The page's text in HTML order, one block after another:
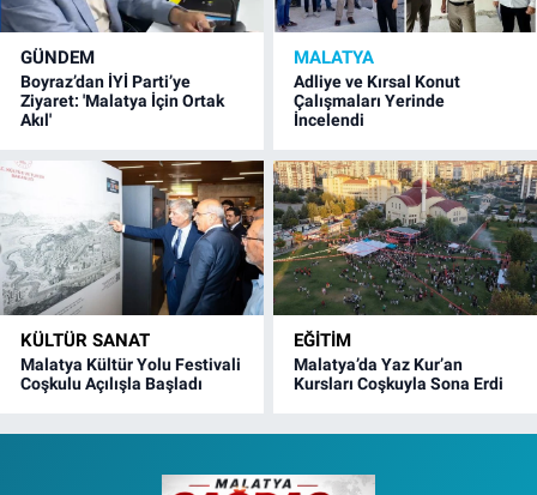
GÜNDEM
Boyraz’dan İYİ Parti’ye
Ziyaret: 'Malatya İçin Ortak
Akıl'
MALATYA
Adliye ve Kırsal Konut
Çalışmaları Yerinde
İncelendi
KÜLTÜR SANAT
Malatya Kültür Yolu Festivali
Coşkulu Açılışla Başladı
EĞITIM
Malatya’da Yaz Kur’an
Kursları Coşkuyla Sona Erdi